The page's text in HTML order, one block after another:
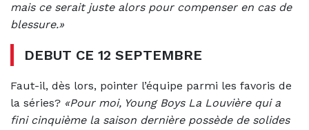
mais ce serait juste alors pour compenser en cas de
blessure.»
DEBUT CE 12 SEPTEMBRE
Faut-il, dès lors, pointer l’équipe parmi les favoris de
la séries? «Pour moi, Young Boys La Louvière qui a
fini cinquième la saison dernière possède de solides